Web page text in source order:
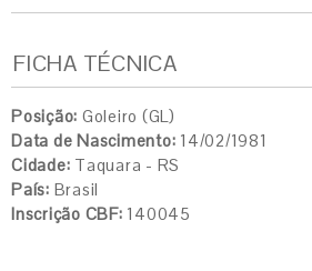
FICHA TÉCNICA
Posição: Goleiro (GL)
Data de Nascimento: 14/02/1981
Cidade: Taquara - RS
País: Brasil
Inscrição CBF: 140045